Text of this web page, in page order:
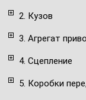
2. Кузов
3. Агрегат
4. Сцепление
5. Коробки